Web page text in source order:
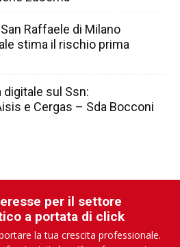
Raffaele di Milano
stima il rischio prima
sul Ssn:
e Cergas – Sda Bocconi
per il settore
a portata di click
la tua crescita professionale.